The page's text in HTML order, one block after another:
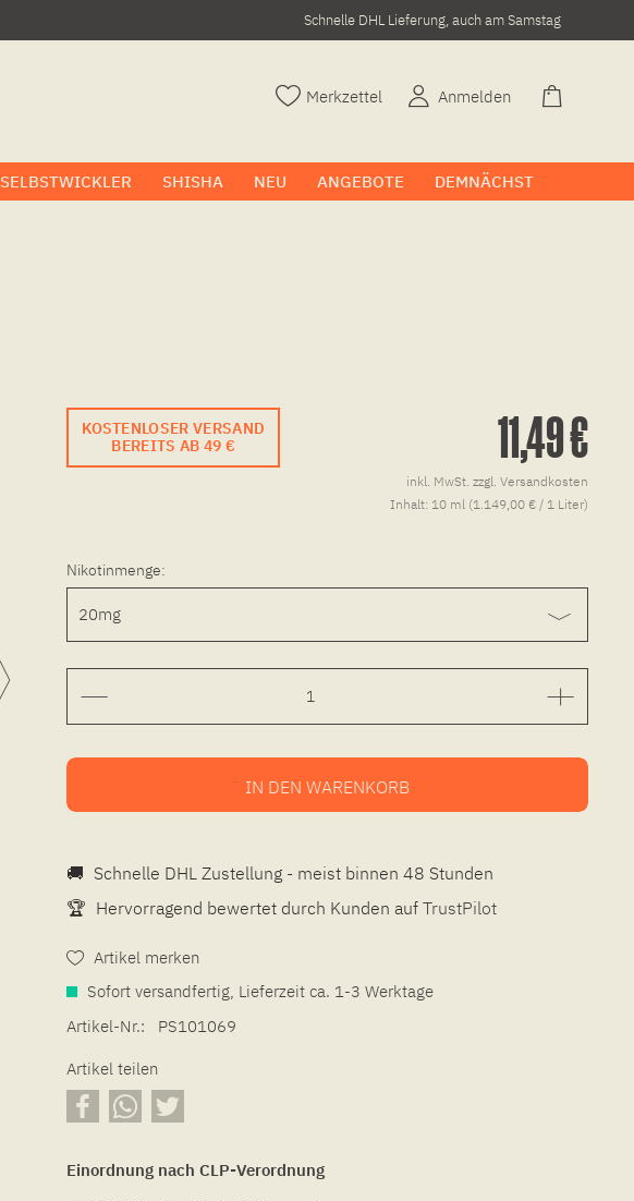
Schnelle DHL Lieferung, auch am Samstag
Merkzettel Anmelden
SELBSTWICKLER SHISHA NEU ANGEBOTE DEMNÄCHST
KOSTENLOSER VERSAND
BEREITS AB 49 €
11,49 €
inkl. MwSt. zzgl. Versandkosten
Inhalt: 10 ml (1.149,00 € / 1 Liter)
Nikotinmenge:
IN DEN WARENKORB
🚚 Schnelle DHL Zustellung - meist binnen 48 Stunden
🏆 Hervorragend bewertet durch Kunden aufTrustPilot
Artikel merken
Sofort versandfertig, Lieferzeit ca. 1-3 Werktage
Artikel-Nr.:
PS101069
Artikel teilen
Einordnung nach CLP-Verordnung